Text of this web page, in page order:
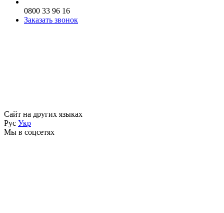
0800 33 96 16
Заказать звонок
Сайт на других языках
Рус Укр
Мы в соцсетях